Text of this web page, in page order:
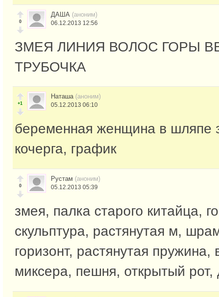
0
ДАША (аноним)
06.12.2013 12:56
ЗМЕЯ ЛИНИЯ ВОЛОС ГОРЫ
ТРУБОЧКА
+1
Наташа (аноним)
05.12.2013 06:10
беременная женщина в шляпе
кочерга, график
0
Рустам (аноним)
05.12.2013 05:39
змея, палка старого китайца,
скульптура, растянутая м,
горизонт, растянутая пружина,
миксера, пешня, открытый рот,